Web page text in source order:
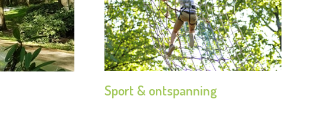
Sport & ontspanning